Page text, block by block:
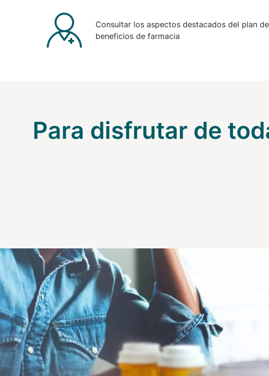
Consultar los aspectos destacados del plan de
beneficios de farmacia
Para disfrutar de